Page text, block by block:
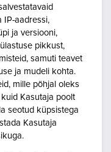
IP-aadressi,
ja versiooni,
pikkust,
samuti teavet
ja mudeli kohta.
mille põhjal oleks
Kasutaja poolt
seotud küpsistega
Kasutaja